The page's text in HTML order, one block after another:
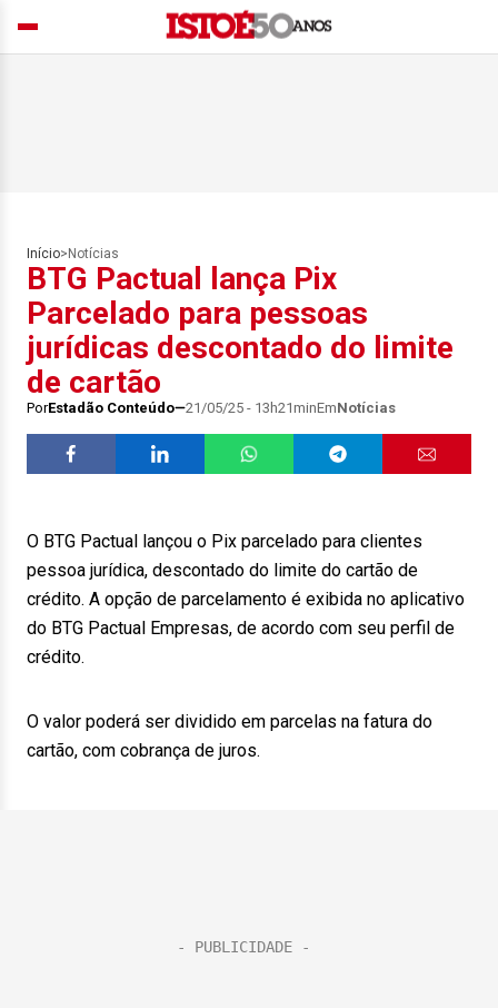
Início> Notícias
BTG Pactual lança Pix
Parcelado para pessoas
jurídicas descontado do limite
de cartão
PorEstadão Conteúdo 21/05/25 - 13h21minEmNotícias
O BTG Pactual lançou o Pix parcelado para clientes
pessoa jurídica, descontado do limite do cartão de
crédito. A opção de parcelamento é exibida no aplicativo
do BTG Pactual Empresas, de acordo com seu perfil de
crédito.
O valor poderá ser dividido em parcelas na fatura do
cartão, com cobrança de juros.